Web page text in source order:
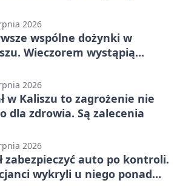
2026
wspólne dożynki w
Wieczorem wystąpią
2026
w Kaliszu to zagrożenie nie
dla zdrowia. Są zalecenia
2026
zabezpieczyć auto po kontroli.
wykryli u niego ponad